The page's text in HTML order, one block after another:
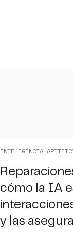
INTELIGENCIA
cómo la IA
y las